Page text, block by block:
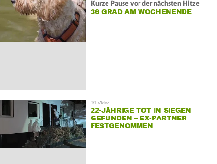
Kurze Pause vor der nächsten Hitze
36 GRAD AM WOCHENENDE
22-JÄHRIGE TOT IN SIEGEN
GEFUNDEN – EX-PARTNER
FESTGENOMMEN